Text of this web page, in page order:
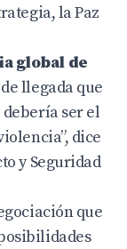
la Paz
global de
llegada que
debería ser el
dice
y Seguridad
que